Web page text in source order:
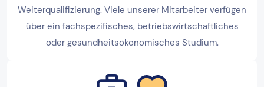
Weiterqualifizierung. Viele unserer Mitarbeiter verfügen
über ein fachspezifisches, betriebswirtschaftliches
oder gesundheitsökonomisches Studium.